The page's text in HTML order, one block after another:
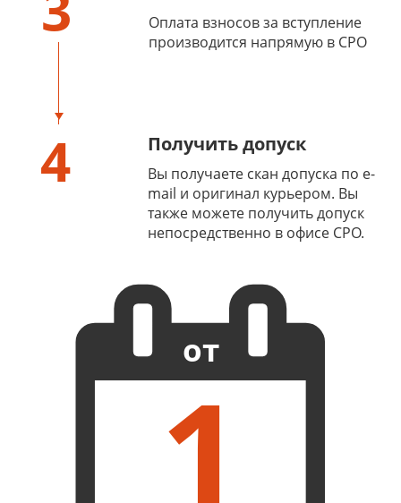
Оплата взносов за вступление
производится напрямую в СРО
4 Получить допуск
Вы получаете скан допуска по e-
mail и оригинал курьером. Вы
также можете получить допуск
непосредственно в офисе СРО.
от
1